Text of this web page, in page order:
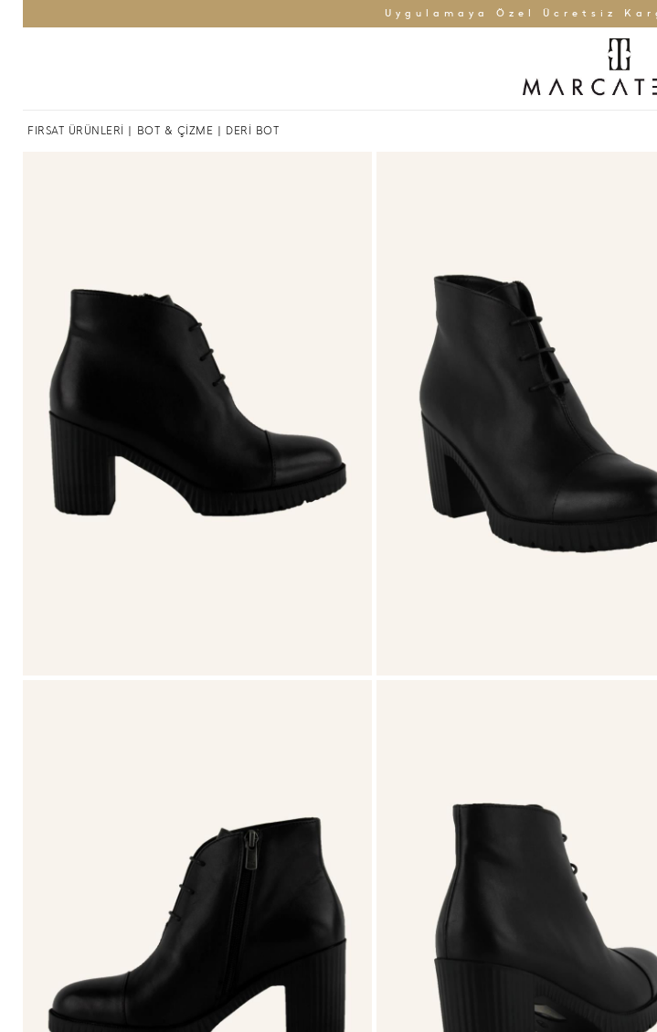
Uygulamaya Özel Ücretsiz
FIRSAT ÜRÜNLERİ BOT & ÇİZME | DERİ BOT